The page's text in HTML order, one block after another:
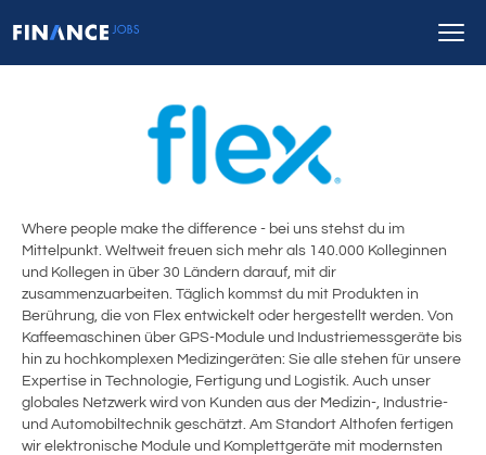
Where people make the difference - bei uns stehst du im
Mittelpunkt. Weltweit freuen sich mehr als 140.000 Kolleginnen
und Kollegen in über 30 Ländern darauf, mit dir
zusammenzuarbeiten. Täglich kommst du mit Produkten in
Berührung, die von Flex entwickelt oder hergestellt werden. Von
Kaffeemaschinen über GPS-Module und Industriemessgeräte bis
hin zu hochkomplexen Medizingeräten: Sie alle stehen für unsere
Expertise in Technologie, Fertigung und Logistik. Auch unser
globales Netzwerk wird von Kunden aus der Medizin-, Industrie-
und Automobiltechnik geschätzt. Am Standort Althofen fertigen
wir elektronische Module und Komplettgeräte mit modernsten